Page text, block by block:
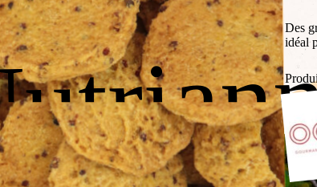
Des
idéal
Labels